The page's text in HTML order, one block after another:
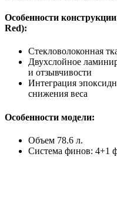
Особенности
Red):
Стекловолоконная
Двухслойное
и отзывчивости
Интеграция
снижения веса
Особенности модели:
Объем 78.6 л.
Система финов: 4+1